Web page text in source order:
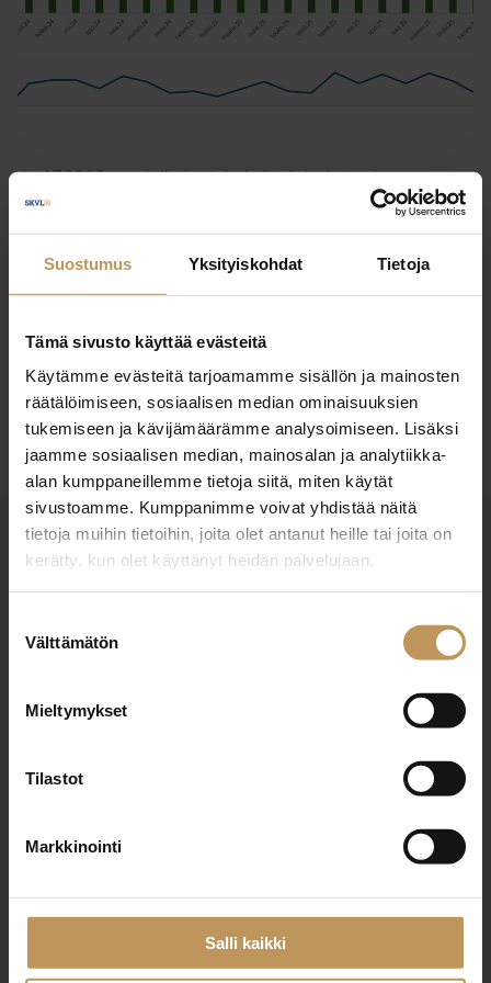
Suostumus Yksityiskohdat Tietoja
Tämä sivusto käyttää evästeitä
Käytämme evästeitä tarjoamamme sisällön ja mainosten
räätälöimiseen, sosiaalisen median ominaisuuksien
tukemiseen ja kävijämäärämme analysoimiseen. Lisäksi
jaamme sosiaalisen median, mainosalan ja analytiikka-
alan kumppaneillemme tietoja siitä, miten käytät
sivustoamme. Kumppanimme voivat yhdistää näitä
tietoja muihin tietoihin, joita olet antanut heille tai joita on
kerätty, kun olet käyttänyt heidän palvelujaan.
valinta
Välttämätön
Mieltymykset
Tilastot
Markkinointi
Salli kaikki
1.7.2026
Julkaisut, Lehdistötiedotteet,
Yleinen
Lue artikkeli
Finlands Fastighetsmäklare rf
Tietosuoja- ja rekisteriseloste